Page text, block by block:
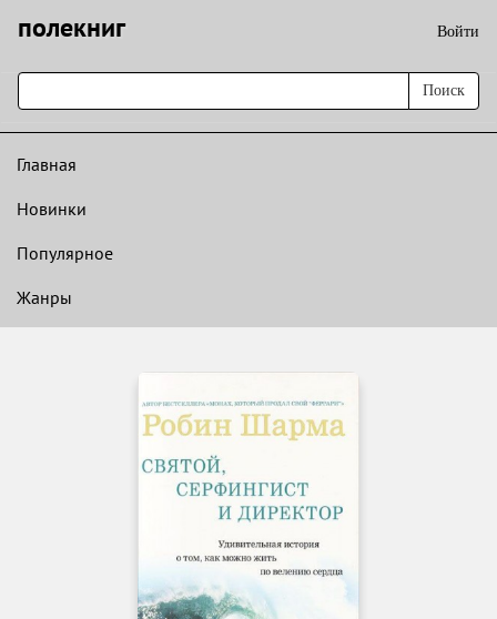
полекниг Войти
Поиск
Главная
Новинки
Популярное
Жанры